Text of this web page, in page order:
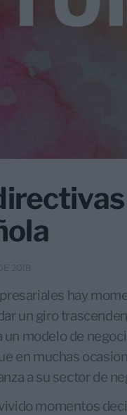
2018
hay
un giro
modelo de
en muchas
a su sector de
momentos